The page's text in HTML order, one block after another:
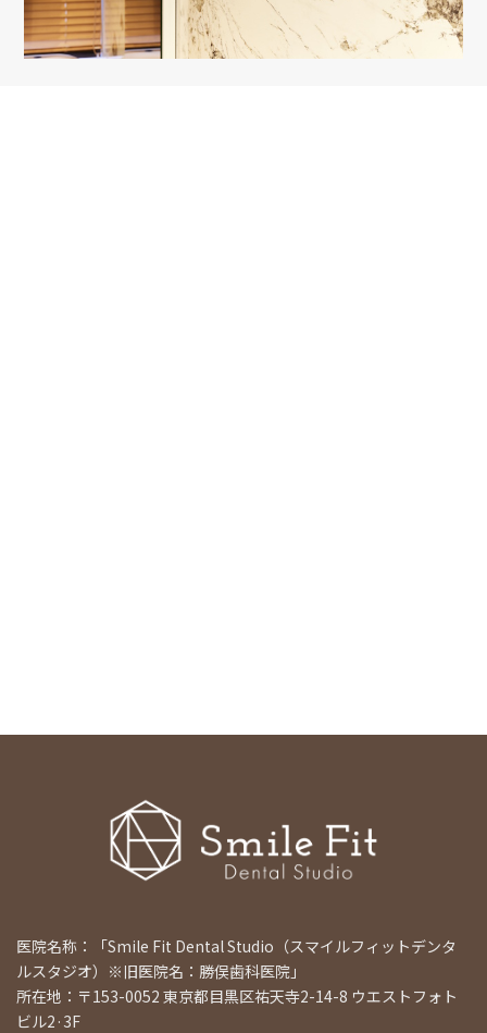
医院名称：「Smile Fit Dental Studio（スマイルフィットデンタ
ルスタジオ）※旧医院名：勝俣歯科医院」
所在地：〒153-0052 東京都目黒区祐天寺2-14-8 ウエストフォト
ビル2·3F